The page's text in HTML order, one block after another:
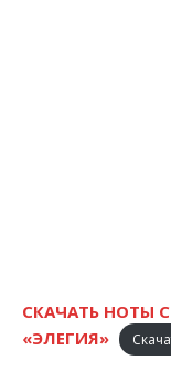
СКАЧАТЬ НОТЫ
«ЭЛЕГИЯ»